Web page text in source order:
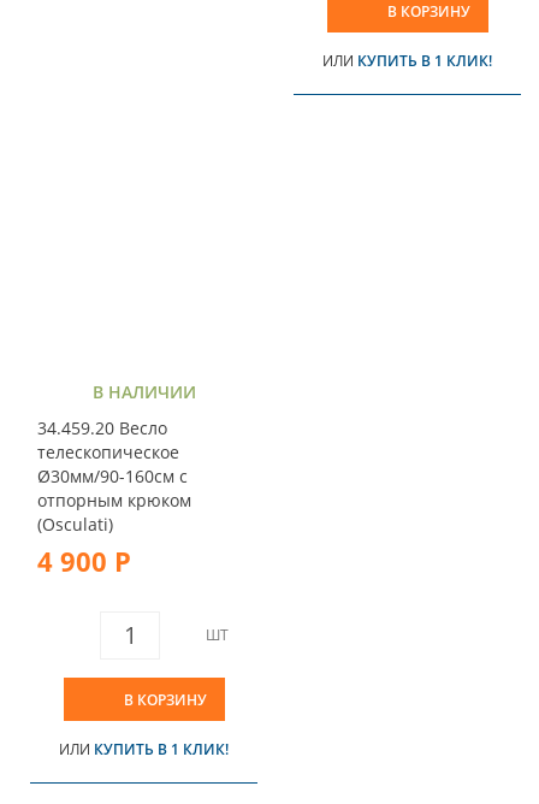
В КОРЗИНУ
ИЛИ КУПИТЬ В 1 КЛИК!
В НАЛИЧИИ
34.459.20 Весло
телескопическое
Ø30мм/90-160см с
отпорным крюком
(Osculati)
4 900 Р
ШТ
В КОРЗИНУ
ИЛИ КУПИТЬ В 1 КЛИК!